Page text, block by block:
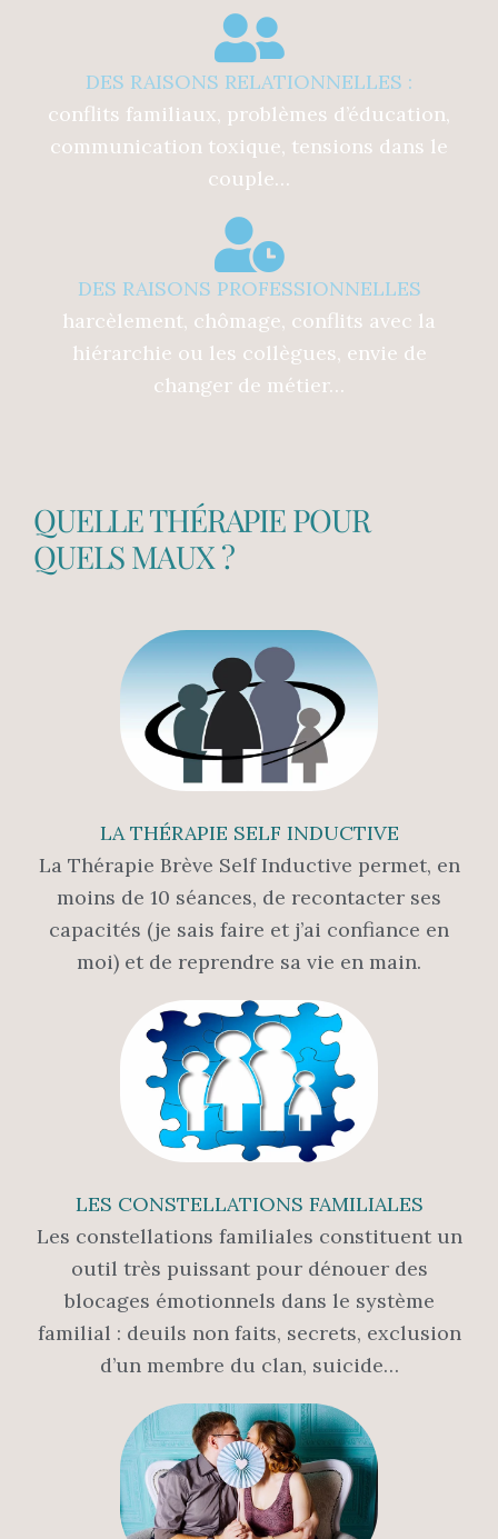
DES RAISONS RELATIONNELLES :
conflits familiaux, problèmes d’éducation,
communication toxique, tensions dans le
couple…
DES RAISONS PROFESSIONNELLES
harcèlement, chômage, conflits avec la
hiérarchie ou les collègues, envie de
changer de métier…
QUELLE THÉRAPIE POUR
QUELS MAUX ?
LA THÉRAPIE SELF INDUCTIVE
La Thérapie Brève Self Inductive permet, en
moins de 10 séances, de recontacter ses
capacités (je sais faire et j’ai confiance en
moi) et de reprendre sa vie en main.
LES CONSTELLATIONS FAMILIALES
Les constellations familiales constituent un
outil très puissant pour dénouer des
blocages émotionnels dans le système
familial : deuils non faits, secrets, exclusion
d’un membre du clan, suicide…